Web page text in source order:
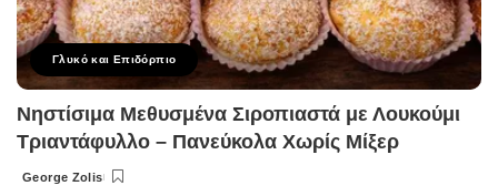
Γλυκό και Επιδόρπιο
Νηστίσιμα Μεθυσμένα Σιροπιαστά με Λουκούμι
Τριαντάφυλλο – Πανεύκολα Χωρίς Μίξερ
Posted
George Zolis